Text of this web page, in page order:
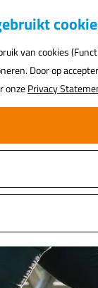
van cookies
Door op
onzePrivacy